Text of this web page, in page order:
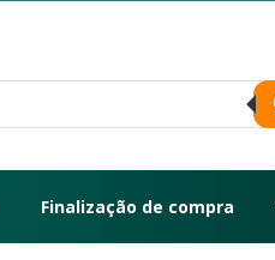
Finalização de compra